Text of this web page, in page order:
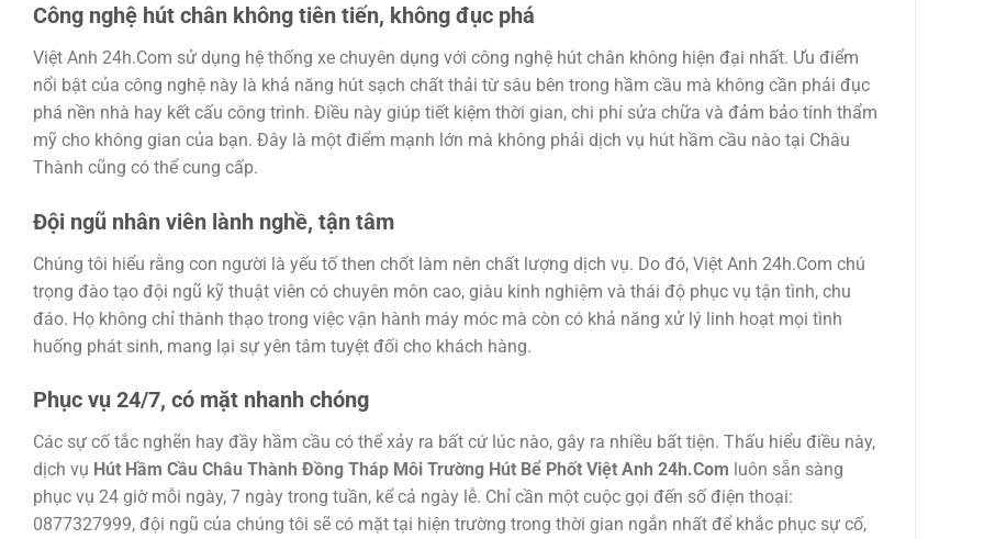
Công nghệ hút chân không tiên tiến, không đục phá
Việt Anh 24h.Com sử dụng hệ thống xe chuyên dụng với công nghệ hút chân không hiện đại nhất. Ưu điểm
nổi bật của công nghệ này là khả năng hút sạch chất thải từ sâu bên trong hầm cầu mà không cần phải đục
phá nền nhà hay kết cấu công trình. Điều này giúp tiết kiệm thời gian, chi phí sửa chữa và đảm bảo tính thẩm
mỹ cho không gian của bạn. Đây là một điểm mạnh lớn mà không phải dịch vụ hút hầm cầu nào tại Châu
Thành cũng có thể cung cấp.
Đội ngũ nhân viên lành nghề, tận tâm
Chúng tôi hiểu rằng con người là yếu tố then chốt làm nên chất lượng dịch vụ. Do đó, Việt Anh 24h.Com chú
trọng đào tạo đội ngũ kỹ thuật viên có chuyên môn cao, giàu kinh nghiệm và thái độ phục vụ tận tình, chu
đáo. Họ không chỉ thành thạo trong việc vận hành máy móc mà còn có khả năng xử lý linh hoạt mọi tình
huống phát sinh, mang lại sự yên tâm tuyệt đối cho khách hàng.
Phục vụ 24/7, có mặt nhanh chóng
Các sự cố tắc nghẽn hay đầy hầm cầu có thể xảy ra bất cứ lúc nào, gây ra nhiều bất tiện. Thấu hiểu điều này,
dịch vụ Hút Hầm Cầu Châu Thành Đồng Tháp Môi Trường Hút Bể Phốt Việt Anh 24h.Com luôn sẵn sàng
phục vụ 24 giờ mỗi ngày, 7 ngày trong tuần, kể cả ngày lễ. Chỉ cần một cuộc gọi đến số điện thoại:
0877327999, đội ngũ của chúng tôi sẽ có mặt tại hiện trường trong thời gian ngắn nhất để khắc phục sự cố,